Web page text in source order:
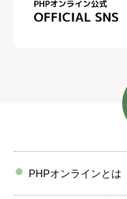
PHPオンラインとは